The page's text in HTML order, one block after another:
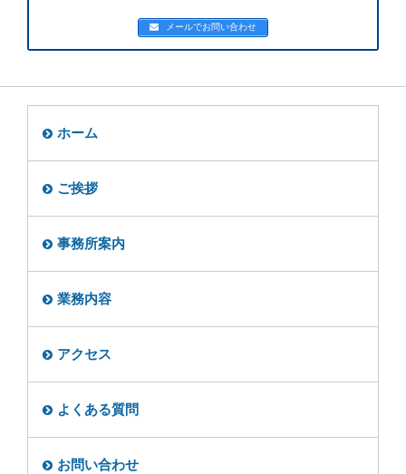
メールでお問い合わせ
ホーム
ご挨拶
事務所案内
業務内容
アクセス
よくある質問
お問い合わせ